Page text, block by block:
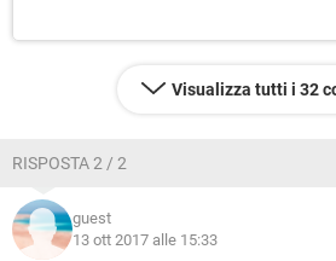
Visualizza tutti i 32
RISPOSTA 2 / 2
guest
13 ott 2017 alle 15:33